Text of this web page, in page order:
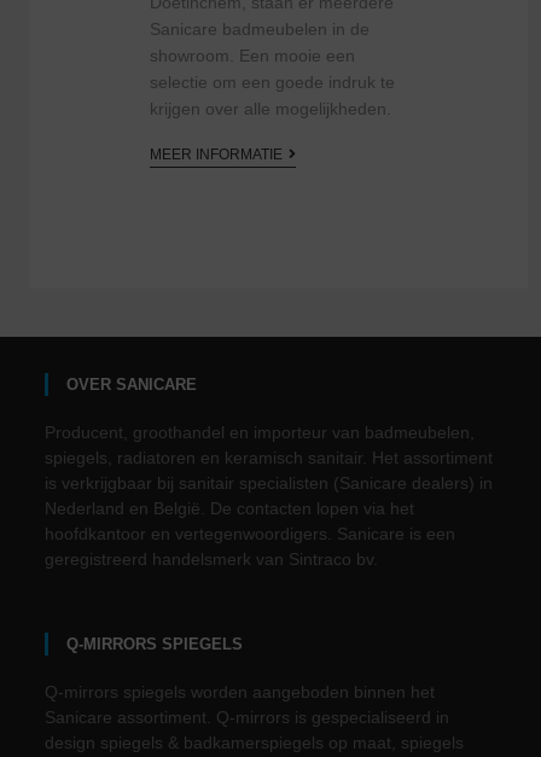
Sanicare badmeubelen in de
showroom. Een mooie een
selectie om een goede indruk te
krijgen over alle mogelijkheden.
MEER INFORMATIE
OVER SANICARE
Producent, groothandel en importeur van badmeubelen,
spiegels, radiatoren en keramisch sanitair. Het assortiment
is verkrijgbaar bij sanitair specialisten (Sanicare dealers) in
Nederland en België. De contacten lopen via het
hoofdkantoor en vertegenwoordigers. Sanicare is een
geregistreerd handelsmerk van Sintraco bv.
Q-MIRRORS SPIEGELS
Q-mirrors spiegels worden aangeboden binnen het
Sanicare assortiment. Q-mirrors is gespecialiseerd in
design spiegels & badkamerspiegels op maat, spiegels